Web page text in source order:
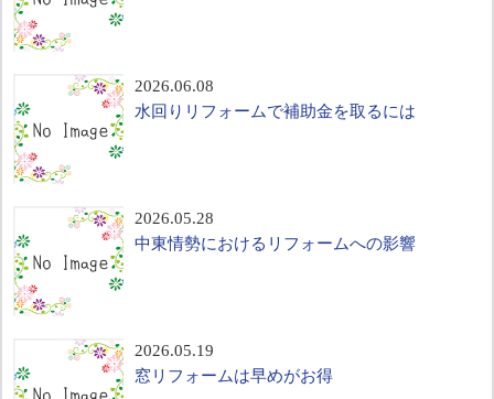
2026.06.08
水回りリフォームで補助金を取るには
2026.05.28
中東情勢におけるリフォームへの影響
2026.05.19
窓リフォームは早めがお得